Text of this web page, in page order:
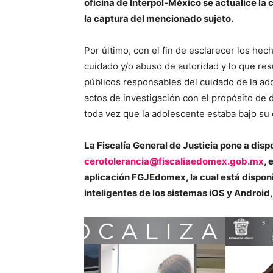
oficina de Interpol-México se actualice la
la captura del mencionado sujeto.
Por último, con el fin de esclarecer los
cuidado y/o abuso de autoridad y lo que
públicos responsables del cuidado de la
actos de investigación con el propósito
toda vez que la adolescente estaba bajo su
La Fiscalía General de Justicia pone a
cerotolerancia@fiscaliaedomex.gob.mx,
aplicación FGJEdomex, la cual está
inteligentes de los sistemas iOS y